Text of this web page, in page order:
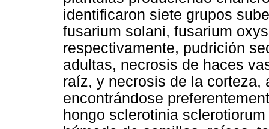
identificaron siete grupos
fusarium solani, fusarium
respectivamente, pudrición
adultas, necrosis de haces
raíz, y necrosis de la
encontrándose
hongo sclerotinia